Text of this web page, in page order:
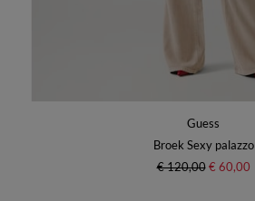
Guess
Broek Sexy palazzo
€ 120,00 € 60,00